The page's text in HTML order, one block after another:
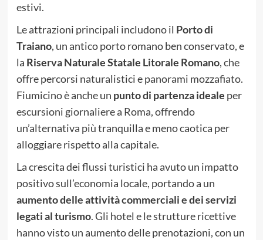
estivi.
Le attrazioni principali includono il Porto di
Traiano, un antico porto romano ben conservato, e
la Riserva Naturale Statale Litorale Romano, che
offre percorsi naturalistici e panorami mozzafiato.
Fiumicino è anche un punto di partenza ideale per
escursioni giornaliere a Roma, offrendo
un’alternativa più tranquilla e meno caotica per
alloggiare rispetto alla capitale.
La crescita dei flussi turistici ha avuto un impatto
positivo sull’economia locale, portando a un
aumento delle attività commerciali e dei servizi
legati al turismo. Gli hotel e le strutture ricettive
hanno visto un aumento delle prenotazioni, con un